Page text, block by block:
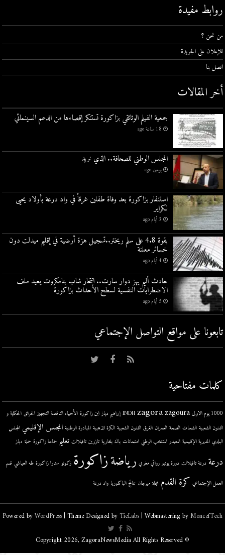
روابط مفيدة
من نحن ؟
للإعلان على الجريدة
اتصل بنا
أخر المقالات
جمعية الفيلم الوثائقي بزاكورة تستنكر إقصاءها من الدعم السينمائي
18 ساعة ago
المجلس الوطني للصحافة.. الذي نريد
يومين ago
استنفار بزاكورة بعد وفاة طفلين غرقاً في واد درعة بأولاد يحيى
لكراير
3 أيام ago
بقوة 4.8 على سلم ريختر..تسجيل هزة أرضية في إقليم ميدلت دون
خسائر معلنة
4 أيام ago
حادث أليم يهز دوار سارت.. انتحار شاب بتامكروت يعيد ملف
الاضطرابات النفسية لسطح الأحداث بزاكورة
5 أيام ago
تابعونا على مواقع التواصل اﻹجتماعي
كلمات مفتاحية
1000 يوم الاولى INDH zagora zagoura إبراهيم دياز ابن زاكورة الأحياء الناقصة التجهيز الحرائق الحكاية و
الفنون الشعبية الشحات الصحة العمران الغرق الفنون الشعبية الكرة الذهبية المبادرة الوطنية المجلس الإقليمي المجلس
البلدي المديرية الإقليمية المعيدر المنتخب الوطني امتحانات باك بلغارية تازرين تافيلالت تعليم جماعة زاكورة حملة دباز
درعة درعة تافيلالت دورة يونيو روائي مغربي رياضةزاكورة زكونو ستارا زاكورة طه العياشي قسم
العمل الإجتماعي كرة القدم مجلة مهرجان نتائج الباكلوريا واد درعة
Powered byWordPress| Theme Designed byTieLabs| Webmastering byMoncefTech
© Copyright 2026, ZagoraNewsMedia All Rights Reserved